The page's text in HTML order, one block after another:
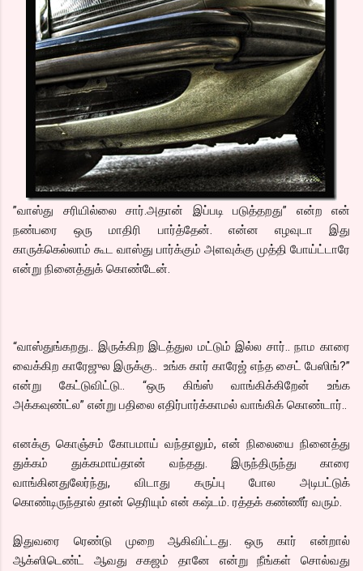
”வாஸ்து சரியில்லை சார்.அதான் இப்படி படுத்தறது” என்ற என்
நண்பரை ஒரு மாதிரி பார்த்தேன். என்ன எழவுடா இது
காருக்கெல்லாம் கூட வாஸ்து பார்க்கும் அளவுக்கு முத்தி போய்ட்டாரே
என்று நினைத்துக் கொண்டேன்.
“வாஸ்துங்கறது.. இருக்கிற இடத்துல மட்டும் இல்ல சார்.. நாம காரை
வைக்கிற காரேஜுல இருக்கு.. உங்க கார் காரேஜ் எந்த சைட் பேஸிங்?”
என்று கேட்டுவிட்டு.. “ஒரு கிங்ஸ் வாங்கிக்கிறேன் உங்க
அக்கவுண்ட்ல” என்று பதிலை எதிர்பார்க்காமல் வாங்கிக் கொண்டார்..
எனக்கு கொஞ்சம் கோபமாய் வந்தாலும், என் நிலையை நினைத்து
துக்கம் துக்கமாய்தான் வந்தது. இருந்திருந்து காரை
வாங்கினதுலேர்ந்து, விடாது கருப்பு போல அடிபட்டுக்
கொண்டிருந்தால் தான் தெரியும் என் கஷ்டம். ரத்தக் கண்ணீர் வரும்.
இதுவரை ரெண்டு முறை ஆகிவிட்டது. ஒரு கார் என்றால்
ஆக்ஸிடெண்ட் ஆவது சகஜம் தானே என்று நீங்கள் சொல்வது